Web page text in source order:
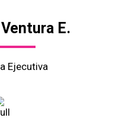
E.
Ejecutiva